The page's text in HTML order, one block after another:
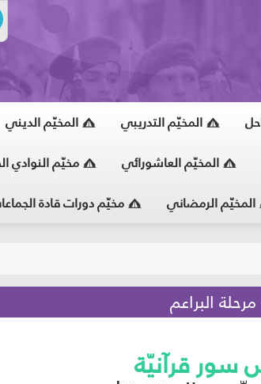
المخيّم التدريبي المخيّم الديني
المخيّم العاشورائي مخيّم النوادي
المخيّم الرمضاني مخيّم دورات قادة
قرآنيّة